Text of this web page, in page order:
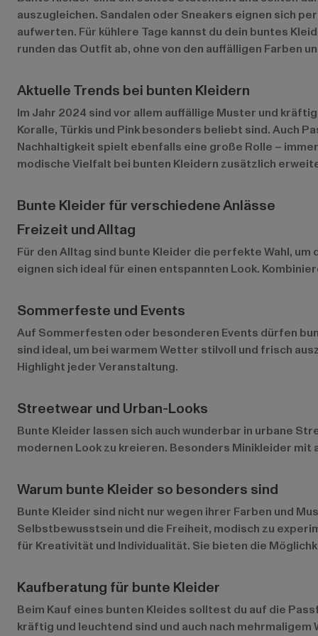
auszugleichen. Sandalen oder Sneakers eignen sich
aufwerten. Für kühlere Tage kannst du dein buntes
runden das Outfit ab, ohne von den auffälligen Farben
Aktuelle Trends bei bunten Kleidern
Im Jahr 2024 sind vor allem auffällige Muster und
Koralle, Türkis und Pink besonders beliebt sind. Auch
Nachhaltigkeit spielt ebenfalls eine große Rolle –
modische Vielfalt bei bunten Kleidern zusätzlich
Bunte Kleider für verschiedene Anlässe
Freizeit und Alltag
Für den Alltag sind bunte Kleider die perfekte Wahl,
eignen sich ideal für einen entspannten Look.
Sommerfeste und Events
Auf Sommerfesten oder besonderen Events dürfen
sind ideal, um bei warmem Wetter stilvoll und frisch
Highlight jeder Veranstaltung.
Streetwear und Urban-Looks
Bunte Kleider lassen sich auch wunderbar in urbane
modernen Look zu kreieren. Besonders Minikleider
Warum bunte Kleider so besonders sind
Bunte Kleider sind nicht nur wegen ihrer Farben und
Selbstbewusstsein und die Freiheit, modisch zu
für Kreativität und Individualität. Sie bieten die
Kaufberatung für bunte Kleider
Beim Kauf eines bunten Kleides solltest du auf die
kräftig und leuchtend sind und auch nach